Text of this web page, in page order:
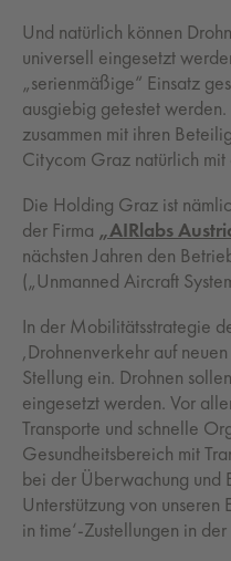
Und natürlich können
universell eingesetzt
„serienmäßige“ Einsatz
ausgiebig getestet
zusammen mit ihren
Citycom Graz natürlich mit
Die Holding Graz ist
der Firma „AIRlabs
nächsten Jahren den
(„Unmanned Aircraft
In der Mobilitätsstrategie
,Drohnenverkehr auf
Stellung ein. Drohnen
eingesetzt werden. Vor
Transporte und schnelle
Gesundheitsbereich mit
bei der Überwachung und
Unterstützung von unseren
in time‘-Zustellungen in der